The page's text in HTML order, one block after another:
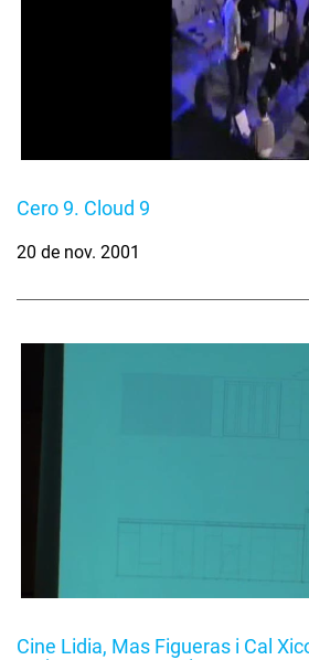
Cero 9. Cloud 9
20 de nov. 2001
Cine Lidia, Mas Figueras i Cal